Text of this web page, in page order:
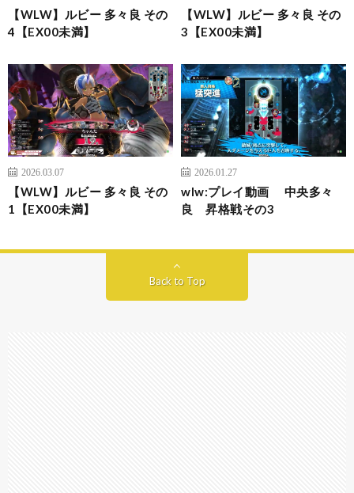
【WLW】ルビー 多々良 その
4【EX00未満】
【WLW】ルビー 多々良 その
3【EX00未満】
2026.03.07
【WLW】ルビー 多々良 その
1【EX00未満】
2026.01.27
wlw:プレイ動画 中央多々
良 昇格戦その3
Back to Top